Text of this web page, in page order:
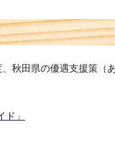
秋田県の優遇支援策（
」